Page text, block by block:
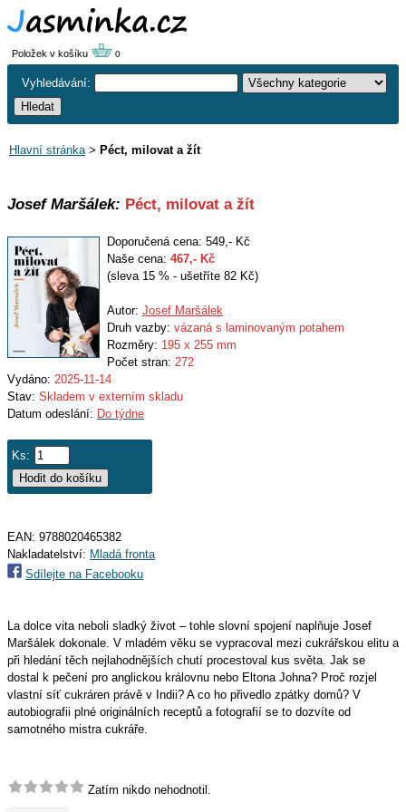
Položek v košíku 0
Vyhledávání:
Hlavní stránka> Péct, milovat a žít
Josef Maršálek: Péct, milovat a žít
Doporučená cena: 549,- Kč
Naše cena: 467,- Kč
(sleva 15 % - ušetříte 82 Kč)
Autor: Josef Maršálek
Druh vazby: vázaná s laminovaným potahem
Rozměry: 195 x 255 mm
Počet stran: 272
Vydáno: 2025-11-14
Stav: Skladem v externím skladu
Datum odeslání: Do týdne
Ks:
EAN: 9788020465382
Nakladatelství: Mladá fronta
Sdílejte na Facebooku
La dolce vita neboli sladký život – tohle slovní spojení naplňuje Josef
Maršálek dokonale. V mladém věku se vypracoval mezi cukrářskou elitu a
při hledání těch nejlahodnějších chutí procestoval kus světa. Jak se
dostal k pečení pro anglickou královnu nebo Eltona Johna? Proč rozjel
vlastní síť cukráren právě v Indii? A co ho přivedlo zpátky domů? V
autobiografii plné originálních receptů a fotografií se to dozvíte od
samotného mistra cukráře.
Zatím nikdo nehodnotil.